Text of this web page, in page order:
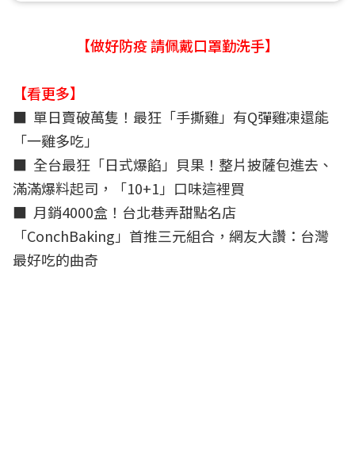
【做好防疫 請佩戴口罩勤洗手】
【看更多】
■ 單日賣破萬隻！最狂「手撕雞」有Q彈雞凍還能
「一雞多吃」
■ 全台最狂「日式爆餡」貝果！整片披薩包進去、
滿滿爆料起司，「10+1」口味這裡買
■ 月銷4000盒！台北巷弄甜點名店
「ConchBaking」首推三元組合，網友大讚：台灣
最好吃的曲奇